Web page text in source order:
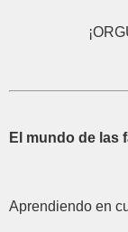
El mundo de las
Aprendiendo en